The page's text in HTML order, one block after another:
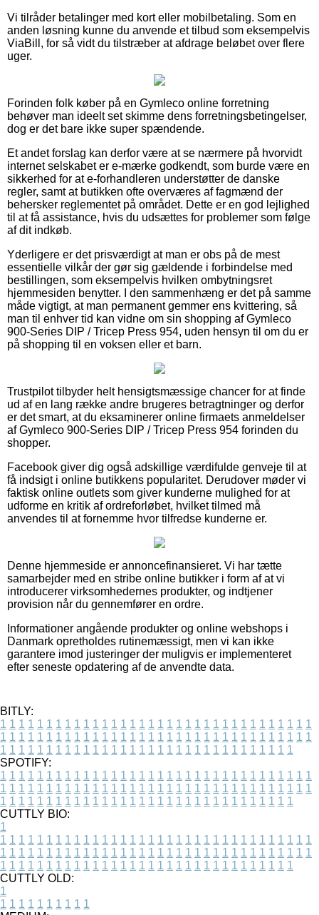
Vi tilråder betalinger med kort eller mobilbetaling. Som en
anden løsning kunne du anvende et tilbud som eksempelvis
ViaBill, for så vidt du tilstræber at afdrage beløbet over flere
uger.
Forinden folk køber på en Gymleco online forretning
behøver man ideelt set skimme dens forretningsbetingelser,
dog er det bare ikke super spændende.
Et andet forslag kan derfor være at se nærmere på hvorvidt
internet selskabet er e-mærke godkendt, som burde være en
sikkerhed for at e-forhandleren understøtter de danske
regler, samt at butikken ofte overværes af fagmænd der
behersker reglementet på området. Dette er en god lejlighed
til at få assistance, hvis du udsættes for problemer som følge
af dit indkøb.
Yderligere er det prisværdigt at man er obs på de mest
essentielle vilkår der gør sig gældende i forbindelse med
bestillingen, som eksempelvis hvilken ombytningsret
hjemmesiden benytter. I den sammenhæng er det på samme
måde vigtigt, at man permanent gemmer ens kvittering, så
man til enhver tid kan vidne om sin shopping af Gymleco
900-Series DIP / Tricep Press 954, uden hensyn til om du er
på shopping til en voksen eller et barn.
Trustpilot tilbyder helt hensigtsmæssige chancer for at finde
ud af en lang række andre brugeres betragtninger og derfor
er det smart, at du eksaminerer online firmaets anmeldelser
af Gymleco 900-Series DIP / Tricep Press 954 forinden du
shopper.
Facebook giver dig også adskillige værdifulde genveje til at
få indsigt i online butikkens popularitet. Derudover møder vi
faktisk online outlets som giver kunderne mulighed for at
udforme en kritik af ordreforløbet, hvilket tilmed må
anvendes til at fornemme hvor tilfredse kunderne er.
Denne hjemmeside er annoncefinansieret. Vi har tætte
samarbejder med en stribe online butikker i form af at vi
introducerer virksomhedernes produkter, og indtjener
provision når du gennemfører en ordre.
Informationer angående produkter og online webshops i
Danmark opretholdes rutinemæssigt, men vi kan ikke
garantere imod justeringer der muligvis er implementeret
efter seneste opdatering af de anvendte data.
BITLY:
1 1 1 1 1 1 1 1 1 1 1 1 1 1 1 1 1 1 1 1 1 1 1 1 1 1 1 1 1 1 1 1 1 1
1 1 1 1 1 1 1 1 1 1 1 1 1 1 1 1 1 1 1 1 1 1 1 1 1 1 1 1 1 1 1 1 1 1
1 1 1 1 1 1 1 1 1 1 1 1 1 1 1 1 1 1 1 1 1 1 1 1 1 1 1 1 1 1 1 1
SPOTIFY:
1 1 1 1 1 1 1 1 1 1 1 1 1 1 1 1 1 1 1 1 1 1 1 1 1 1 1 1 1 1 1 1 1 1
1 1 1 1 1 1 1 1 1 1 1 1 1 1 1 1 1 1 1 1 1 1 1 1 1 1 1 1 1 1 1 1 1 1
1 1 1 1 1 1 1 1 1 1 1 1 1 1 1 1 1 1 1 1 1 1 1 1 1 1 1 1 1 1 1 1
CUTTLY BIO:
1
1 1 1 1 1 1 1 1 1 1 1 1 1 1 1 1 1 1 1 1 1 1 1 1 1 1 1 1 1 1 1 1 1 1
1 1 1 1 1 1 1 1 1 1 1 1 1 1 1 1 1 1 1 1 1 1 1 1 1 1 1 1 1 1 1 1 1 1
1 1 1 1 1 1 1 1 1 1 1 1 1 1 1 1 1 1 1 1 1 1 1 1 1 1 1 1 1 1 1 1
CUTTLY OLD:
1
1 1 1 1 1 1 1 1 1 1